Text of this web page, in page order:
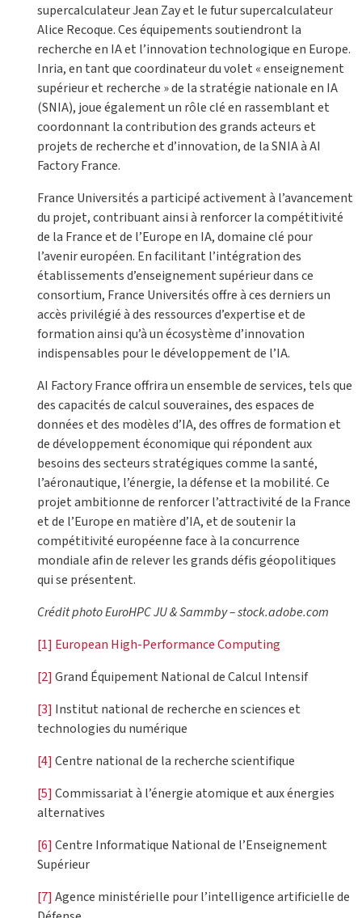
supercalculateur Jean Zay et le futur supercalculateur
Alice Recoque. Ces équipements soutiendront la
recherche en IA et l’innovation technologique en Europe.
Inria, en tant que coordinateur du volet « enseignement
supérieur et recherche » de la stratégie nationale en IA
(SNIA), joue également un rôle clé en rassemblant et
coordonnant la contribution des grands acteurs et
projets de recherche et d’innovation, de la SNIA à AI
Factory France.
France Universités a participé activement à l’avancement
du projet, contribuant ainsi à renforcer la compétitivité
de la France et de l’Europe en IA, domaine clé pour
l’avenir européen. En facilitant l’intégration des
établissements d’enseignement supérieur dans ce
consortium, France Universités offre à ces derniers un
accès privilégié à des ressources d’expertise et de
formation ainsi qu’à un écosystème d’innovation
indispensables pour le développement de l’IA.
AI Factory France offrira un ensemble de services, tels que
des capacités de calcul souveraines, des espaces de
données et des modèles d’IA, des offres de formation et
de développement économique qui répondent aux
besoins des secteurs stratégiques comme la santé,
l’aéronautique, l’énergie, la défense et la mobilité. Ce
projet ambitionne de renforcer l’attractivité de la France
et de l’Europe en matière d’IA, et de soutenir la
compétitivité européenne face à la concurrence
mondiale afin de relever les grands défis géopolitiques
qui se présentent.
Crédit photo EuroHPC JU & Sammby – stock.adobe.com
[1] European High-Performance Computing
[2] Grand Équipement National de Calcul Intensif
[3] Institut national de recherche en sciences et
technologies du numérique
[4] Centre national de la recherche scientifique
[5] Commissariat à l’énergie atomique et aux énergies
alternatives
[6] Centre Informatique National de l’Enseignement
Supérieur
[7] Agence ministérielle pour l’intelligence artificielle de